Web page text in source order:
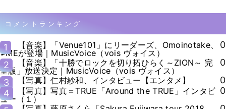
コメントランキング
1
【音楽】「Venue101」にリーダーズ、Omoinotake、
≠MEが登場｜MusicVoice（vois ヴォイス）
0
2
【音楽】「十勝でロックを切り拓ひらく～ZION～ 完
全版」放送決定｜MusicVoice（vois ヴォイス）
0
3
【写真】仁村紗和、インタビュー【エンタメ】
0
4
【写真】写真＝TRUE「Around the TRUE」インタビ
ュー（１）
0